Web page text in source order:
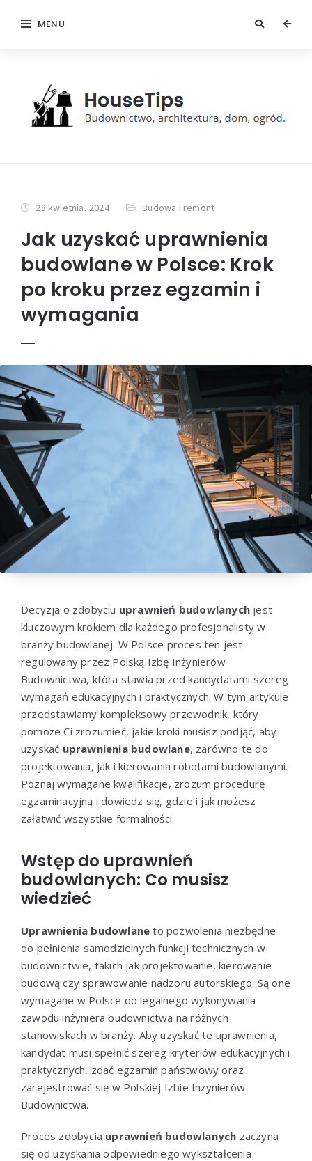
MENU
28 kwietnia, 2024 Budowa i remont
Jak uzyskać uprawnienia
budowlane w Polsce: Krok
po kroku przez egzamin i
wymagania
Decyzja o zdobyciu uprawnień budowlanych jest
kluczowym krokiem dla każdego profesjonalisty w
branży budowlanej. W Polsce proces ten jest
regulowany przez Polską Izbę Inżynierów
Budownictwa, która stawia przed kandydatami szereg
wymagań edukacyjnych i praktycznych. W tym artykule
przedstawiamy kompleksowy przewodnik, który
pomoże Ci zrozumieć, jakie kroki musisz podjąć, aby
uzyskać uprawnienia budowlane, zarówno te do
projektowania, jak i kierowania robotami budowlanymi.
Poznaj wymagane kwalifikacje, zrozum procedurę
egzaminacyjną i dowiedz się, gdzie i jak możesz
załatwić wszystkie formalności.
Wstęp do uprawnień
budowlanych: Co musisz
wiedzieć
Uprawnienia budowlane to pozwolenia niezbędne
do pełnienia samodzielnych funkcji technicznych w
budownictwie, takich jak projektowanie, kierowanie
budową czy sprawowanie nadzoru autorskiego. Są one
wymagane w Polsce do legalnego wykonywania
zawodu inżyniera budownictwa na różnych
stanowiskach w branży. Aby uzyskać te uprawnienia,
kandydat musi spełnić szereg kryteriów edukacyjnych i
praktycznych, zdać egzamin państwowy oraz
zarejestrować się w Polskiej Izbie Inżynierów
Budownictwa.
Proces zdobycia uprawnień budowlanych zaczyna
się od uzyskania odpowiedniego wykształcenia